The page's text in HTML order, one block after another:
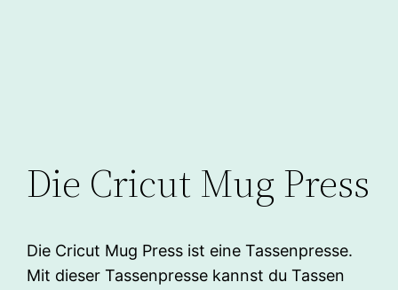
Die Cricut Mug Press
Die Cricut Mug Press ist eine Tassenpresse.
Mit dieser Tassenpresse kannst du Tassen